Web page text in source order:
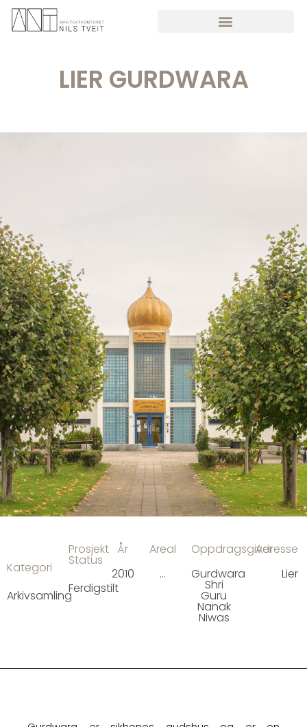
LIER GURDWARA
Kategori
Arkivsamling
Prosjekt
Status
Ferdigstilt
År
2010
Areal
...
Oppdragsgiver
Gurdwara
Shri
Guru
Nanak
Niwas
Adresse
Lier